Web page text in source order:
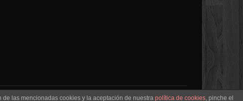
las mencionadas cookies y la aceptación de nuestra política de cookies, pinche el